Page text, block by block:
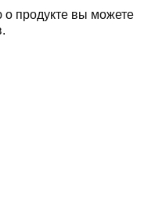
продукте вы можете